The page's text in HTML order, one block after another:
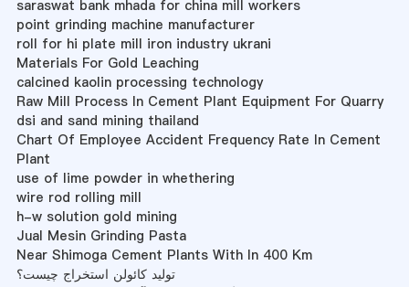
saraswat bank mhada for china mill workers
point grinding machine manufacturer
roll for hi plate mill iron industry ukrani
Materials For Gold Leaching
calcined kaolin processing technology
Raw Mill Process In Cement Plant Equipment For Quarry
dsi and sand mining thailand
Chart Of Employee Accident Frequency Rate In Cement
Plant
use of lime powder in whethering
wire rod rolling mill
h-w solution gold mining
Jual Mesin Grinding Pasta
Near Shimoga Cement Plants With In 400 Km
تولید کائولن استخراج چیست؟